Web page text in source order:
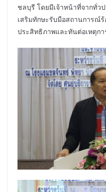
ชลบุรี โดยมีเจ้าหน้าที่จากทั่ว
เสริมทักษะรับมือสถานการณ์
ประสิทธิภาพและทันต่อเหตุก